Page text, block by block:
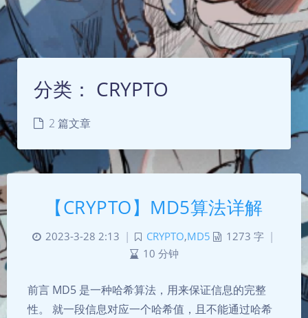
分类： CRYPTO
2 篇文章
【CRYPTO】MD5算法详解
2023-3-28 2:13 | CRYPTO,MD5 1273 字 |
10 分钟
前言 MD5 是一种哈希算法，用来保证信息的完整
性。 就一段信息对应一个哈希值，且不能通过哈希